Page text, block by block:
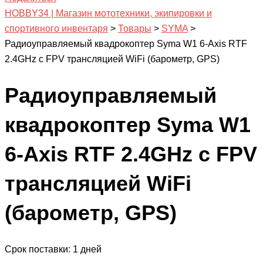
HOBBY34 | Магазин мототехники, экипировки и
спортивного инвентаря > Товары > SYMA >
Радиоуправляемый квадрокоптер Syma W1 6-Axis RTF
2.4GHz с FPV трансляцией WiFi (барометр, GPS)
Радиоуправляемый
квадрокоптер Syma W1
6-Axis RTF 2.4GHz с FPV
трансляцией WiFi
(барометр, GPS)
Срок поставки: 1 дней